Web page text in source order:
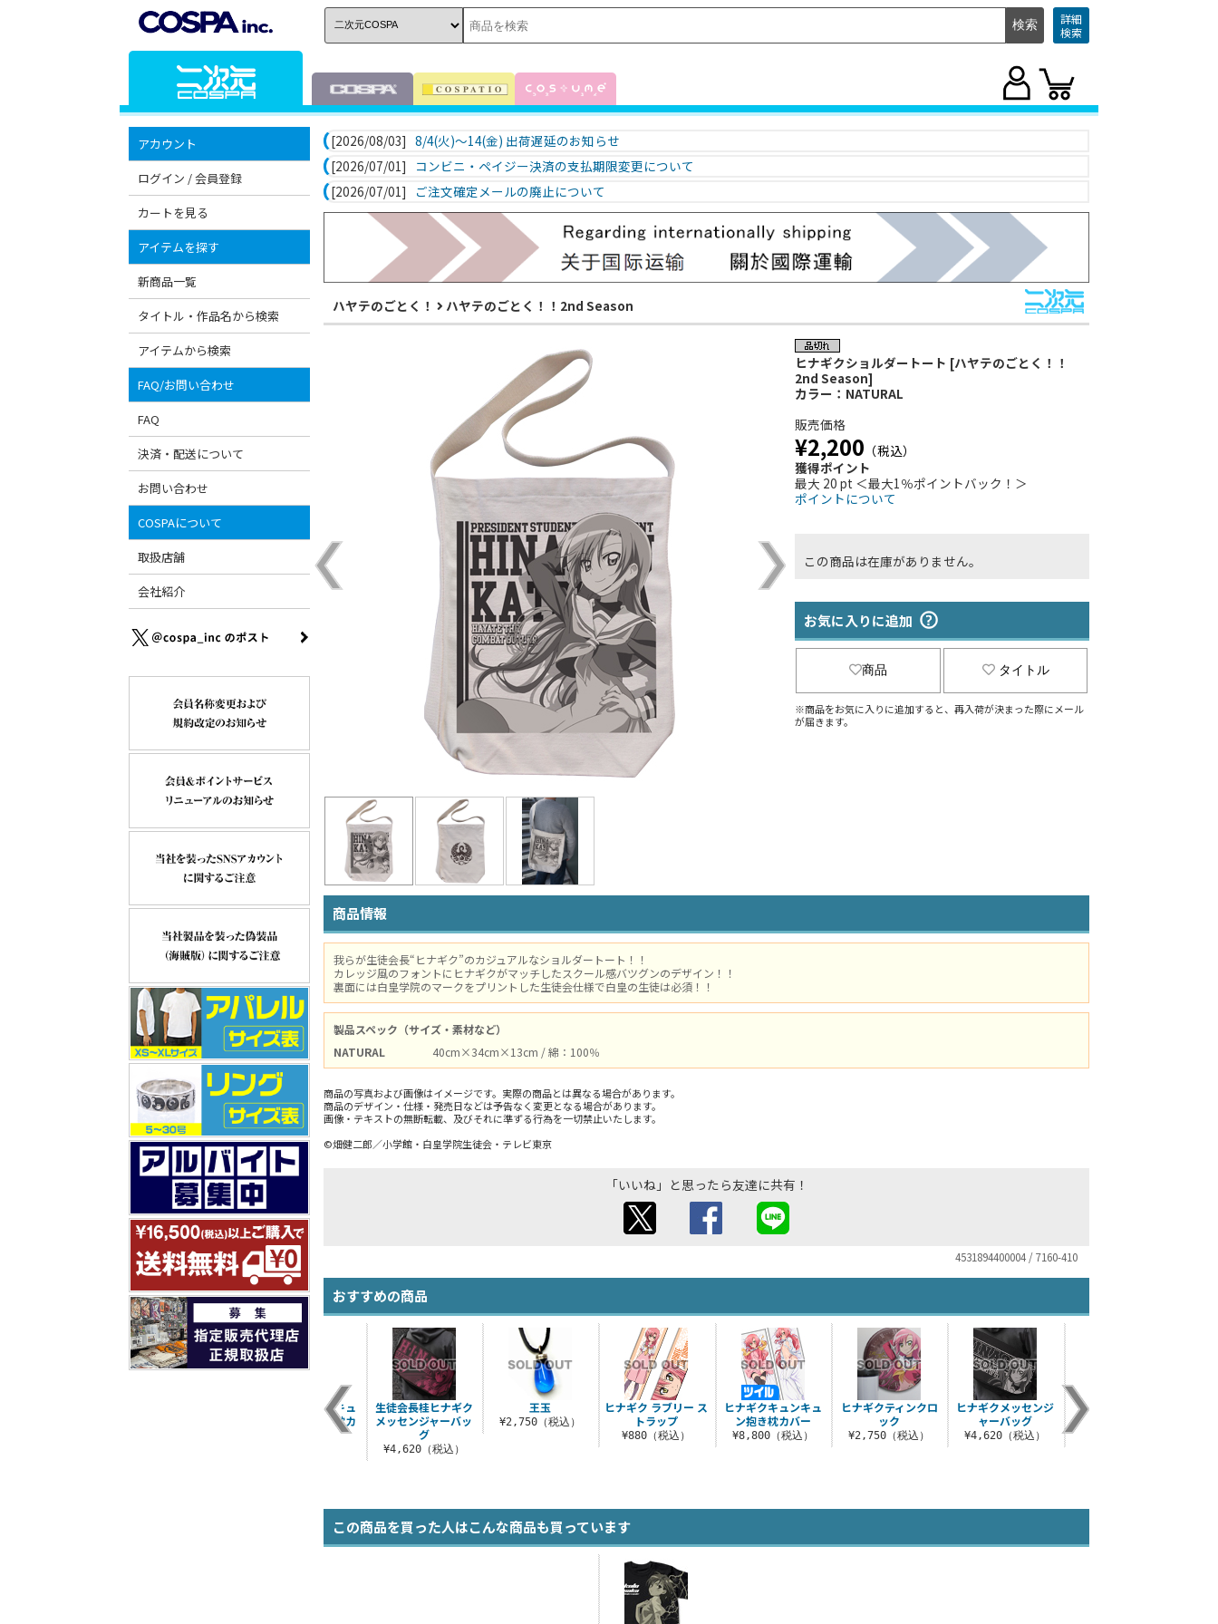
詳細
検索
アカウント
ログイン / 会員登録
カートを見る
アイテムを探す
新商品一覧
タイトル・作品名から検索
アイテムから検索
FAQ/お問い合わせ
FAQ
決済・配送について
お問い合わせ
COSPAについて
取扱店舗
会社紹介
[2026/08/03] 8/4(火)～14(金) 出荷遅延のお知らせ
[2026/07/01]
コンビニ・ペイジー決済の支払期限変更について
[2026/07/01]
ご注文確定メールの廃止について
ハヤテのごとく！ ハヤテのごとく！！2nd Season
ヒナギクショルダートート [ハヤテのごとく！！
2nd Season]
カラー：NATURAL
販売価格
¥2,200 （税込）
獲得ポイント
最大 20 pt ＜最大1％ポイントバック！＞
ポイントについて
この商品は在庫がありません。
お気に入りに追加
商品 タイトル
※商品をお気に入りに追加すると、再入荷が決まった際にメール
が届きます。
商品情報
我らが生徒会長“ヒナギク”のカジュアルなショルダートート！！
カレッジ風のフォントにヒナギクがマッチしたスクール感バツグンのデザイン！！
裏面には白皇学院のマークをプリントした生徒会仕様で白皇の生徒は必須！！
製品スペック（サイズ・素材など）
NATURAL
40cm×34cm×13cm / 綿：100％
商品の写真および画像はイメージです。実際の商品とは異なる場合があります。
商品のデザイン・仕様・発売日などは予告なく変更となる場合があります。
画像・テキストの無断転載、及びそれに準ずる行為を一切禁止いたします。
©畑健二郎／小学館・白皇学院生徒会・テレビ東京
「いいね」と思ったら友達に共有！
4531894400004 / 7160-410
おすすめの商品
ヒナギク ラブリー ス
トラップ
¥880（税込）
ヒナギクキュンキュ
ン抱き枕カバー
¥8,800（税込）
ヒナギクティンクロ
ック
¥2,750（税込）
ヒナギクメッセンジ
ャーバッグ
¥4,620（税込）
ヒナギク天竺パーカ
ヒナギクキュンキュ
ンスムース抱き枕カ
生徒会長桂ヒナギク
メッセンジャーバッ
グ
¥4,620（税込）
王玉
¥2,750（税込）
この商品を買った人はこんな商品も買っています